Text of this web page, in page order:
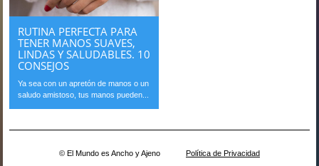
RUTINA PERFECTA PARA
TENER MANOS SUAVES,
LINDAS Y SALUDABLES. 10
CONSEJOS
Ya sea con un apretón de manos o un
saludo amistoso, tus manos pueden...
© El Mundo es Ancho y Ajeno Política de Privacidad